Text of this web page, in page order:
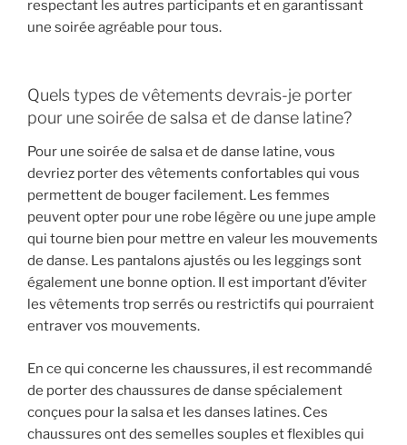
respectant les autres participants et en garantissant
une soirée agréable pour tous.
Quels types de vêtements devrais-je porter
pour une soirée de salsa et de danse latine?
Pour une soirée de salsa et de danse latine, vous
devriez porter des vêtements confortables qui vous
permettent de bouger facilement. Les femmes
peuvent opter pour une robe légère ou une jupe ample
qui tourne bien pour mettre en valeur les mouvements
de danse. Les pantalons ajustés ou les leggings sont
également une bonne option. Il est important d’éviter
les vêtements trop serrés ou restrictifs qui pourraient
entraver vos mouvements.
En ce qui concerne les chaussures, il est recommandé
de porter des chaussures de danse spécialement
conçues pour la salsa et les danses latines. Ces
chaussures ont des semelles souples et flexibles qui